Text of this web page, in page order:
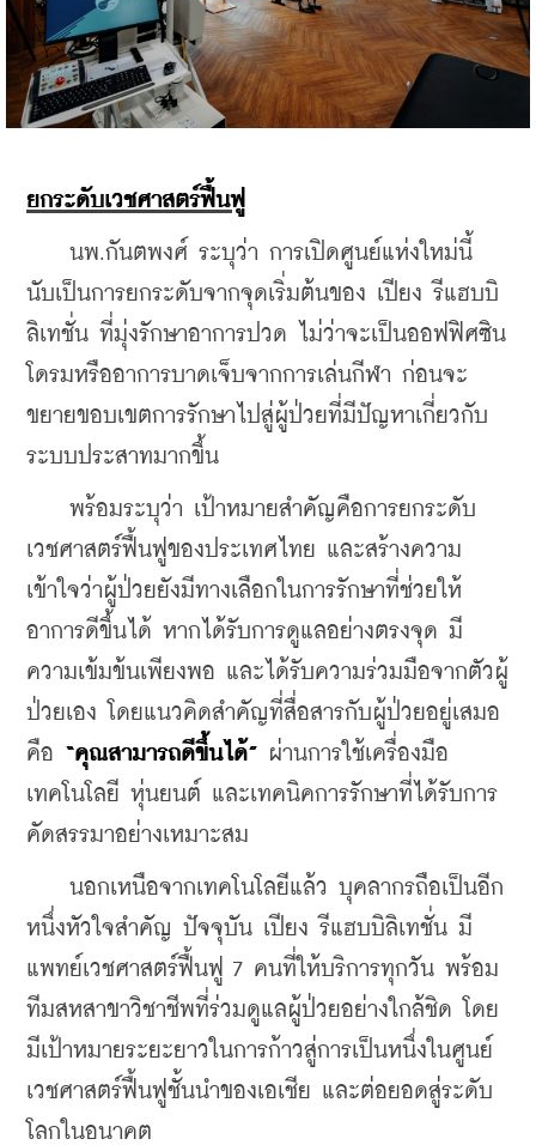
ยกระดับเวชศาสตร์ฟื้นฟู
นพ.กันตพงศ์ ระบุว่า การเปิดศูนย์แห่งใหม่นี้
นับเป็นการยกระดับจากจุดเริ่มต้นของ เปียง รีแฮบบิ
ลิเทชั่น ที่มุ่งรักษาอาการปวด ไม่ว่าจะเป็นออฟฟิศซิน
โดรมหรืออาการบาดเจ็บจากการเล่นกีฬา ก่อนจะ
ขยายขอบเขตการรักษาไปสู่ผู้ป่วยที่มีปัญหาเกี่ยวกับ
ระบบประสาทมากขึ้น
พร้อมระบุว่า เป้าหมายสำคัญคือการยกระดับ
เวชศาสตร์ฟื้นฟูของประเทศไทย และสร้างความ
เข้าใจว่าผู้ป่วยยังมีทางเลือกในการรักษาที่ช่วยให้
อาการดีขึ้นได้ หากได้รับการดูแลอย่างตรงจุด มี
ความเข้มข้นเพียงพอ และได้รับความร่วมมือจากตัวผู้
ป่วยเอง โดยแนวคิดสำคัญที่สื่อสารกับผู้ป่วยอยู่เสมอ
คือ “คุณสามารถดีขึ้นได้” ผ่านการใช้เครื่องมือ
เทคโนโลยี หุ่นยนต์ และเทคนิคการรักษาที่ได้รับการ
คัดสรรมาอย่างเหมาะสม
นอกเหนือจากเทคโนโลยีแล้ว บุคลากรถือเป็นอีก
หนึ่งหัวใจสำคัญ ปัจจุบัน เปียง รีแฮบบิลิเทชั่น มี
แพทย์เวชศาสตร์ฟื้นฟู 7 คนที่ให้บริการทุกวัน พร้อม
ทีมสหสาขาวิชาชีพที่ร่วมดูแลผู้ป่วยอย่างใกล้ชิด โดย
มีเป้าหมายระยะยาวในการก้าวสู่การเป็นหนึ่งในศูนย์
เวชศาสตร์ฟื้นฟูชั้นนำของเอเชีย และต่อยอดสู่ระดับ
โลกในอนาคต